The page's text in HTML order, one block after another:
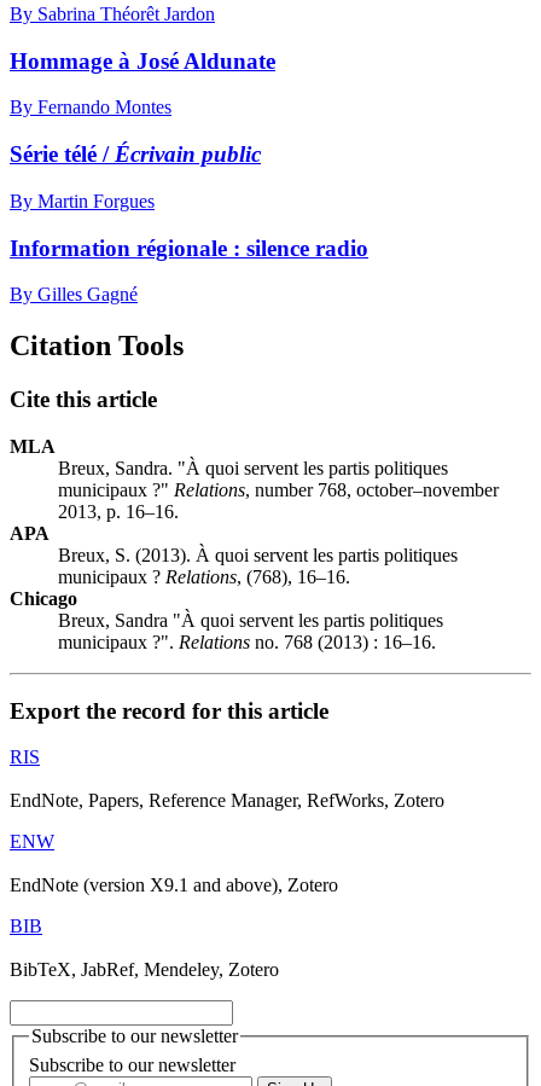
By Sabrina Théorêt Jardon
Hommage à José Aldunate
By Fernando Montes
Série télé / Écrivain public
By Martin Forgues
Information régionale : silence radio
By Gilles Gagné
Citation Tools
Cite this article
MLA
Breux, Sandra. "À quoi servent les partis politiques
municipaux ?" Relations, number 768, october–november
2013, p. 16–16.
APA
Breux, S. (2013). À quoi servent les partis politiques
municipaux ? Relations, (768), 16–16.
Chicago
Breux, Sandra "À quoi servent les partis politiques
municipaux ?". Relations no. 768 (2013) : 16–16.
Export the record for this article
RIS
EndNote, Papers, Reference Manager, RefWorks, Zotero
ENW
EndNote (version X9.1 and above), Zotero
BIB
BibTeX, JabRef, Mendeley, Zotero
Subscribe to our newsletter
Subscribe to our newsletter